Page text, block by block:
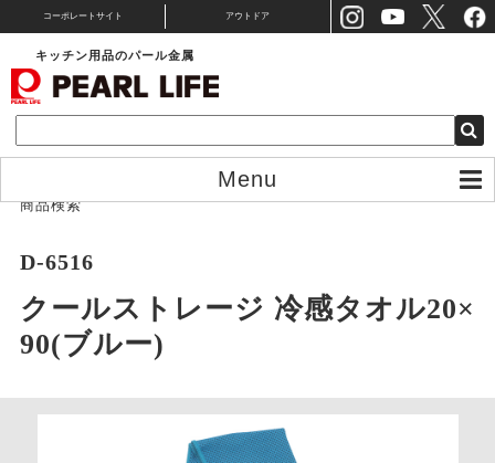
コーポレートサイト アウトドア
キッチン用品のパール金属
Menu
商品検索
D-6516
クールストレージ 冷感タオル20×
90(ブルー)